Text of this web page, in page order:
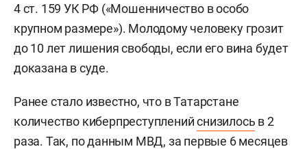
4 ст. 159 УК РФ («Мошенничество в особо
крупном размере»). Молодому человеку грозит
до 10 лет лишения свободы, если его вина будет
доказана в суде.
Ранее стало известно, что в Татарстане
количество киберпреступленийснизилось в 2
раза. Так, по данным МВД, за первые 6 месяцев